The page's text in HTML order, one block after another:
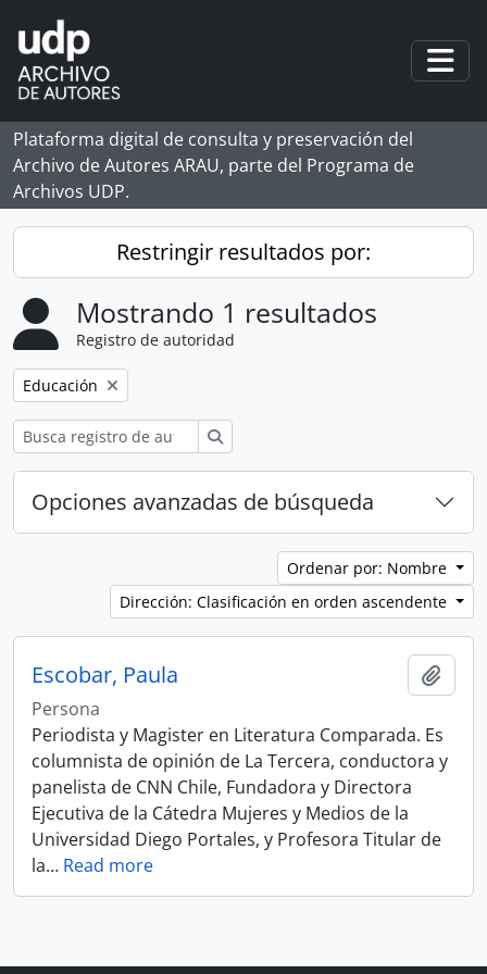
Skip to main content
Plataforma digital de consulta y preservación del
Archivo de Autores ARAU, parte del Programa de
Archivos UDP.
Restringir resultados por:
Mostrando 1 resultados
Registro de autoridad
Remove filter:
Educación
Opciones avanzadas de búsqueda
Ordenar por: Nombre
Dirección: Clasificación en orden ascendente
Escobar, Paula
Persona
Periodista y Magister en Literatura Comparada. Es
columnista de opinión de La Tercera, conductora y
panelista de CNN Chile, Fundadora y Directora
Ejecutiva de la Cátedra Mujeres y Medios de la
Universidad Diego Portales, y Profesora Titular de
la… Read more